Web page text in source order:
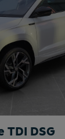
TDI DSG